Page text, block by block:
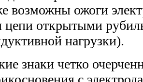
возможны ожоги
цепи открытыми
нагрузки).
знаки четко